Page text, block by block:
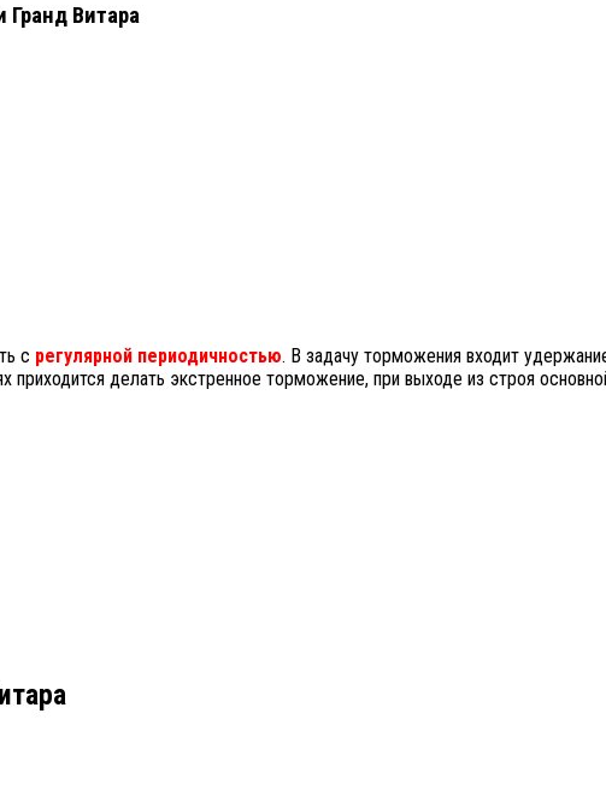
Гранд Витара
с регулярной периодичностью. В задачу торможения входит
делать экстренное торможение, при выходе из строя